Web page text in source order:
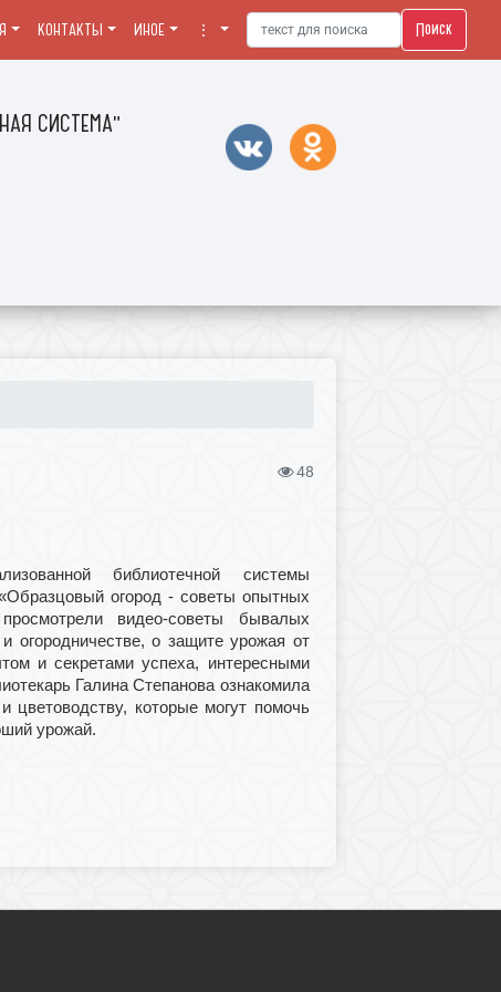
СИСТЕМА"
КОНТАКТЫ ИНОЕ ⋮ Поиск
48
библиотечной системы
огород - советы опытных
видео-советы бывалых
огородничестве, о защите урожая от
и секретами успеха, интересными
Галина Степанова ознакомила
цветоводству, которые могут помочь
урожай.